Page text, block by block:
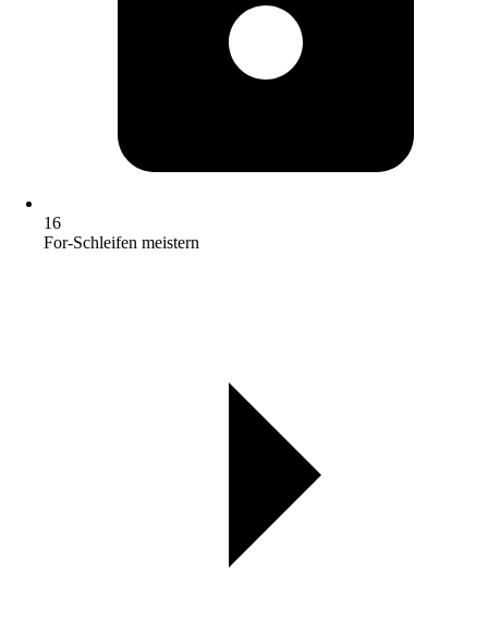
16
For-Schleifen meistern